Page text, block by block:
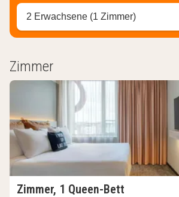
2 Erwachsene (1 Zimmer)
Zimmer
Zimmer, 1 Queen-Bett